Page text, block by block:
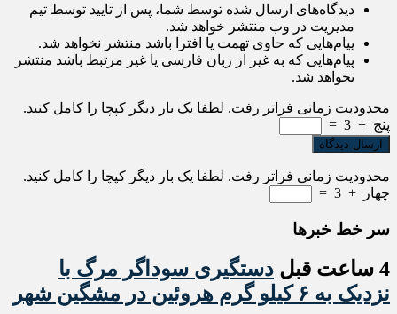
دیدگاه‌های ارسال شده توسط شما، پس از تایید توسط تیم
مدیریت در وب منتشر خواهد شد.
پیام‌هایی که حاوی تهمت یا افترا باشد منتشر نخواهد شد.
پیام‌هایی که به غیر از زبان فارسی یا غیر مرتبط باشد منتشر
نخواهد شد.
محدودیت زمانی فراتر رفت. لطفا یک بار دیگر کپچا را کامل کنید.
پنج +
3
=
محدودیت زمانی فراتر رفت. لطفا یک بار دیگر کپچا را کامل کنید.
چهار
+
3
=
سر خط خبرها
4 ساعت قبل
دستگیری سوداگر مرگ با
نزدیک به ۶ کیلو گرم هروئین در مشگین شهر